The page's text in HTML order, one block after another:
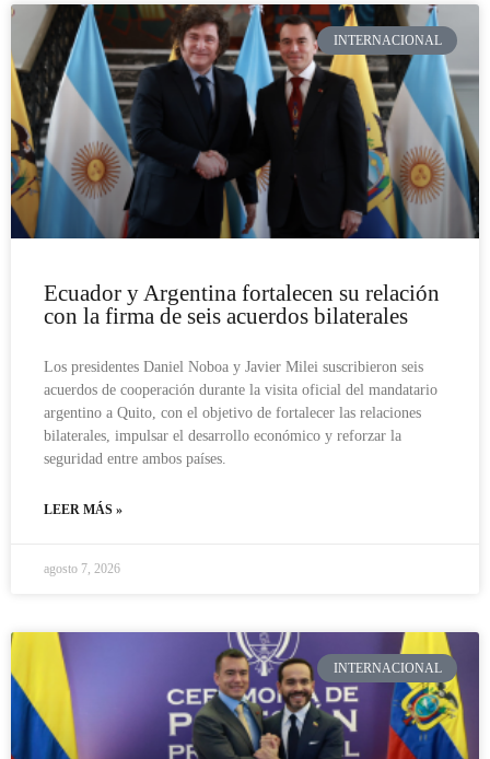
INTERNACIONAL
Ecuador y Argentina fortalecen su relación
con la firma de seis acuerdos bilaterales
Los presidentes Daniel Noboa y Javier Milei suscribieron seis
acuerdos de cooperación durante la visita oficial del mandatario
argentino a Quito, con el objetivo de fortalecer las relaciones
bilaterales, impulsar el desarrollo económico y reforzar la
seguridad entre ambos países.
LEER MÁS »
agosto 7, 2026
INTERNACIONAL